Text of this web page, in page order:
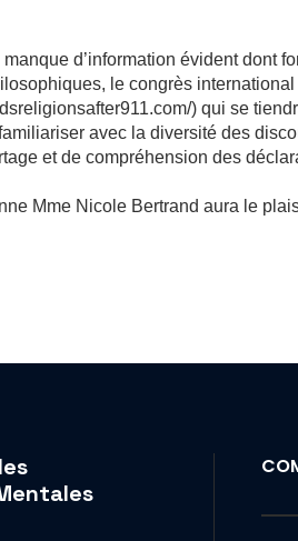
d’information évident dont
le congrès
) qui se
avec la diversité des
et de compréhension des
Mme Nicole Bertrand aura le